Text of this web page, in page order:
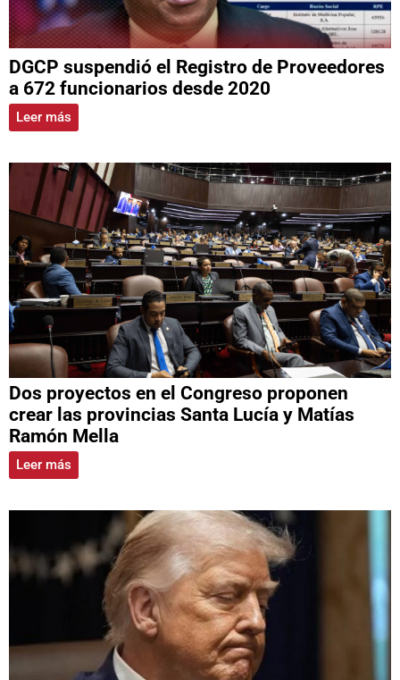
DGCP suspendió el Registro de Proveedores
a 672 funcionarios desde 2020
Leer más
Dos proyectos en el Congreso proponen
crear las provincias Santa Lucía y Matías
Ramón Mella
Leer más